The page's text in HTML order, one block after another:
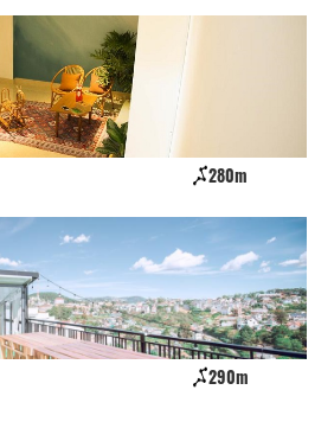
280m
290m